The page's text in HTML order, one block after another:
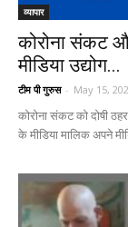
व्यापार
कोरोना संकट
मीडिया उद्योग...
टीम पी गुरुस - May 15,
कोरोना संकट को दोषी
के मीडिया मालिक अपने